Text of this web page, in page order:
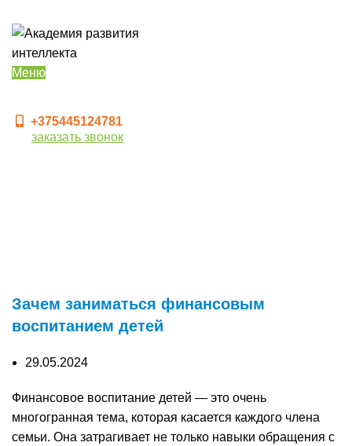
Меню
+375445124781
заказать звонок
Зачем заниматься финансовым
воспитанием детей
29.05.2024
Финансовое воспитание детей — это очень
многогранная тема, которая касается каждого члена
семьи. Она затрагивает не только навыки обращения с